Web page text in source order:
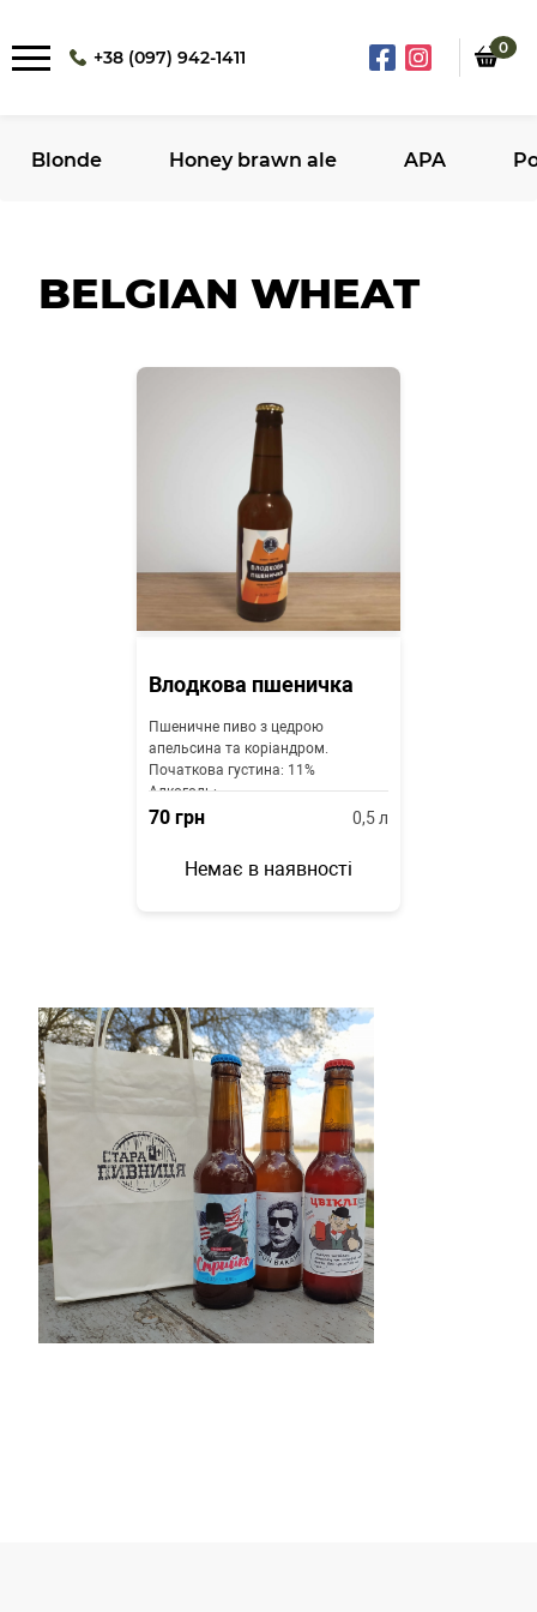
+38 (097) 942-1411 0
Blonde Honey brawn ale APA
BELGIAN WHEAT
Влодкова пшеничка
Пшеничне пиво з цедрою
апельсина та коріандром.
Початкова густина: 11%
Алкоголь:...
70 грн 0,5л
Немає в наявності